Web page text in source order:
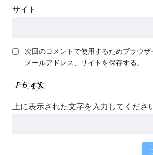
サイト
次回のコメントで使用するためブラウザ
メールアドレス、サイトを保存する。
上に表示された文字を入力してくださ